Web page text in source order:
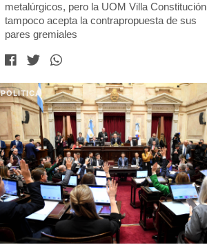
metalúrgicos, pero la UOM Villa Constitución
tampoco acepta la contrapropuesta de sus
pares gremiales
POLITICA